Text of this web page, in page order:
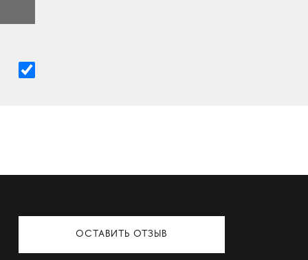
ОСТАВИТЬ ОТЗЫВ